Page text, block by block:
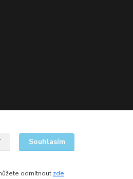
Souhlasím
odmítnout zde.